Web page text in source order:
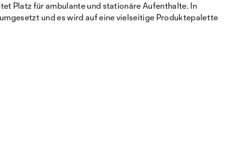
Platz für ambulante und stationäre Aufenthalte. In
und es wird auf eine vielseitige Produktepalette